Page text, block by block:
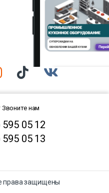
нам
05 12
05 13
права защищены